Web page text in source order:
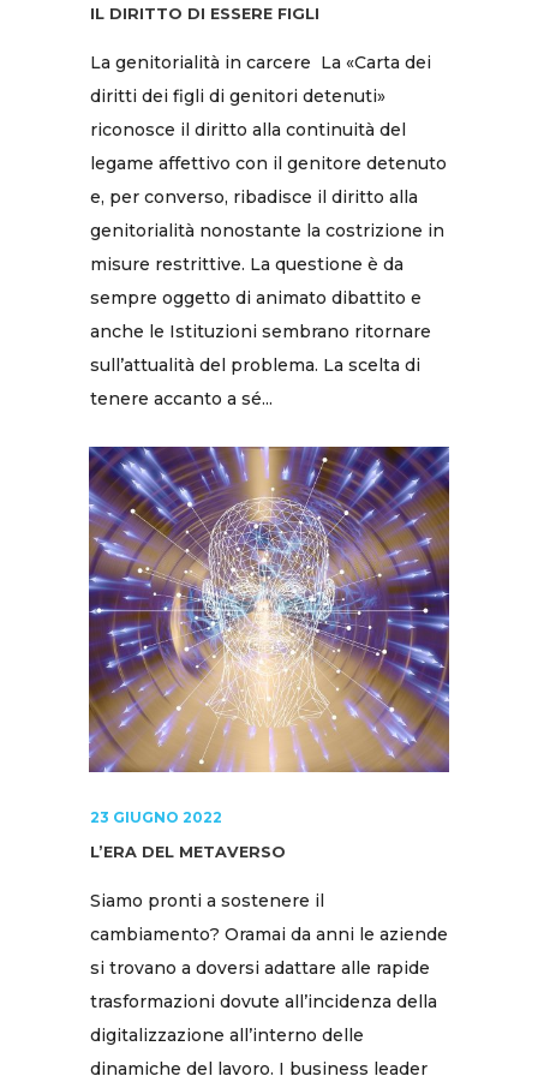
IL DIRITTO DI ESSERE FIGLI
La genitorialità in carcere La «Carta dei
diritti dei figli di genitori detenuti»
riconosce il diritto alla continuità del
legame affettivo con il genitore detenuto
e, per converso, ribadisce il diritto alla
genitorialità nonostante la costrizione in
misure restrittive. La questione è da
sempre oggetto di animato dibattito e
anche le Istituzioni sembrano ritornare
sull’attualità del problema. La scelta di
tenere accanto a sé...
23 GIUGNO 2022
L’ERA DEL METAVERSO
Siamo pronti a sostenere il
cambiamento? Oramai da anni le aziende
si trovano a doversi adattare alle rapide
trasformazioni dovute all’incidenza della
digitalizzazione all’interno delle
dinamiche del lavoro. I business leader